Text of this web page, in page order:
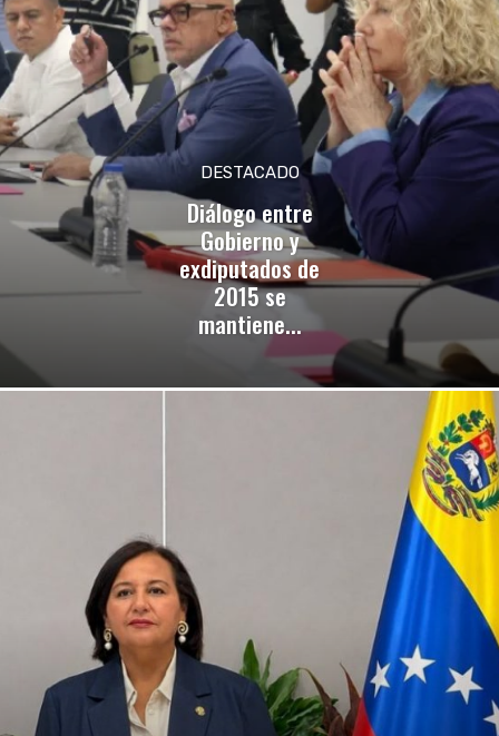
DESTACADO
Diálogo entre
Gobierno y
exdiputados de
2015 se
mantiene...